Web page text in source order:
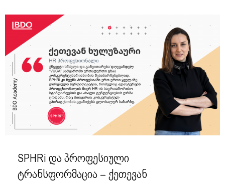
SPHRi და პროფესიული
ტრანსფორმაცია – ქეთევან